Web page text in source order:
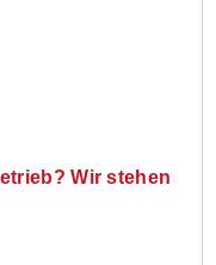
Wir stehen